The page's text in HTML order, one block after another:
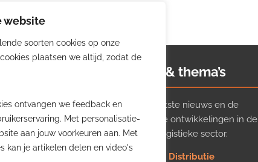
website
soorten cookies op onze
plaatsen we altijd, zodat de
ontvangen we feedback en
Met personalisatie-
aan jouw voorkeuren aan. Met
kan je artikelen delen en video's
dagelijks nieuws,
over
supply chain
in België.
Nieuws & thema’s
Volg het laatste nieuws en de
belangrijkste ontwikkelingen in de
Belgische logistieke sector.
Transport & Distributie